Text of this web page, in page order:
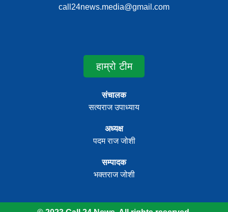
call24news.media@gmail.com
हाम्रो टीम
संचालक
सत्यराज उपाध्याय
अध्यक्ष
पदम राज जोशी
सम्पादक
भक्तराज जोशी